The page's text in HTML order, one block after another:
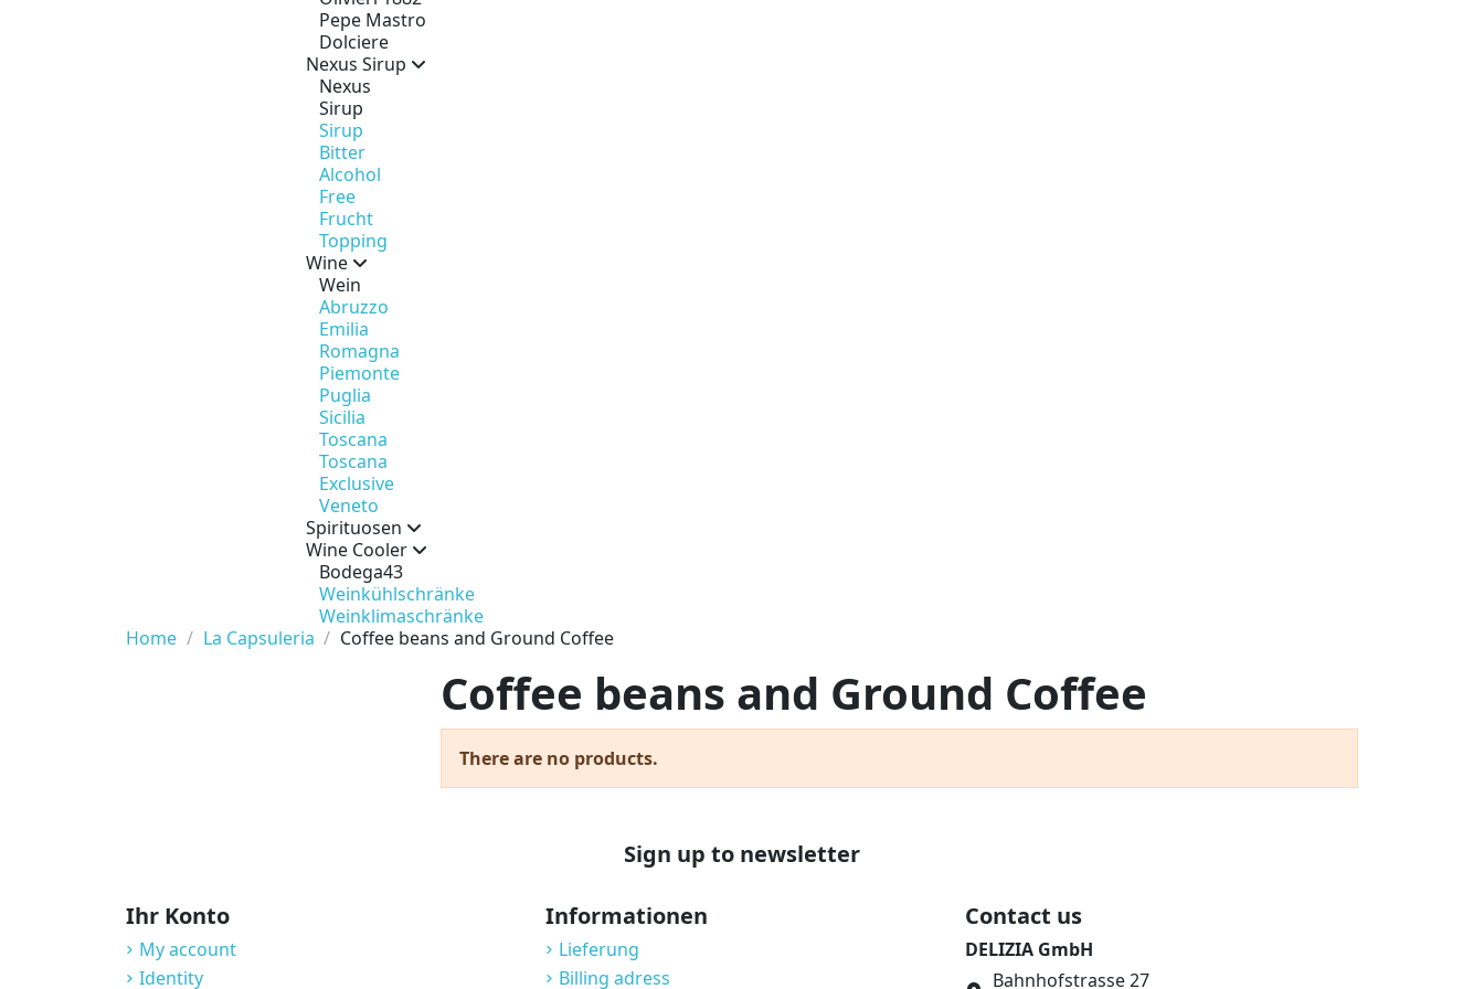
Pepe Mastro
Dolciere
Nexus Sirup
Nexus
Sirup
Sirup
Bitter
Alcohol
Free
Frucht
Topping
Wine
Wein
Abruzzo
Emilia
Romagna
Piemonte
Puglia
Sicilia
Toscana
Toscana
Exclusive
Veneto
Spirituosen
Wine Cooler
Bodega43
Weinkühlschränke
Weinklimaschränke
Home La Capsuleria Coffee beans and Ground Coffee
Coffee beans and Ground Coffee
There are no products.
Sign up to newsletter
Ihr Konto
My account
Identity
Informationen
Lieferung
Billing adress
Contact us
DELIZIA GmbH
Bahnhofstrasse 27